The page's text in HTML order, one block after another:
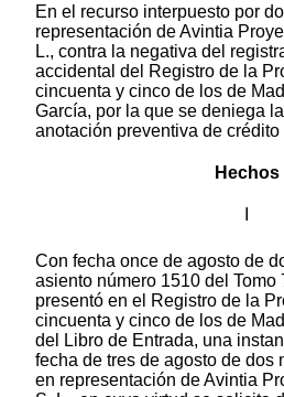
En el recurso interpuesto por
representación de Avintia
L., contra la negativa del
accidental del Registro de la
cincuenta y cinco de los de
García, por la que se deniega
anotación preventiva de
Hechos
Con fecha once de agosto de
asiento número 1510 del
presentó en el Registro de la
cincuenta y cinco de los de
del Libro de Entrada, una
fecha de tres de agosto de dos
en representación de Avintia